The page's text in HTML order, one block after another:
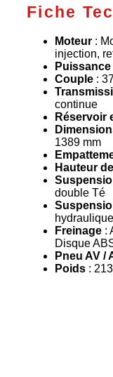
Fiche
Moteur :
injection,
Puissance
Couple :
continue
Réservoir
1389 mm
Hauteur
double Té
Freinage :
Disque
Pneu AV /
Poids :